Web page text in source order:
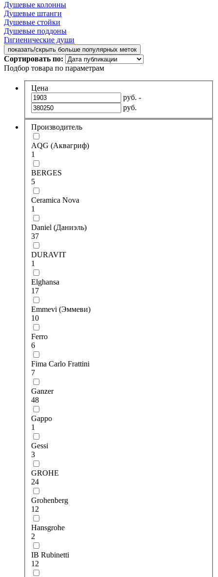
Душевые колонны
Душевые штанги
Душевые стойки
Душевые поддоны
Гигиенические души
показать/скрыть больше популярных меток
Сортировать по:
Подбор товара по параметрам
Цена
руб. -
руб.
Производитель
AQG (Аквагриф)
1
BERGES
5
Ceramica Nova
1
Daniel (Даниэль)
37
DURAVIT
1
Elghansa
17
Emmevi (Эммеви)
10
Ferro
6
Fima Carlo Frattini
7
Ganzer
48
Gappo
1
Gessi
3
GROHE
24
Grohenberg
12
Hansgrohe
2
IB Rubinetti
12